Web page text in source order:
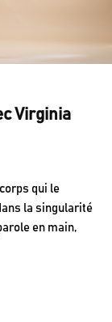
Virginia
qui le
la singularité
en main,